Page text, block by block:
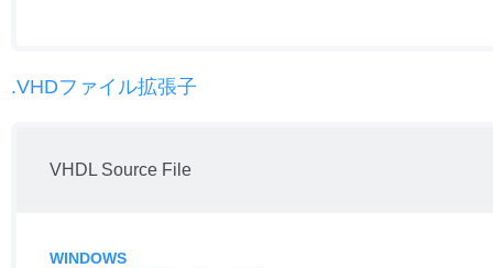
.VHDファイル拡張子
VHDL Source File
WINDOWS